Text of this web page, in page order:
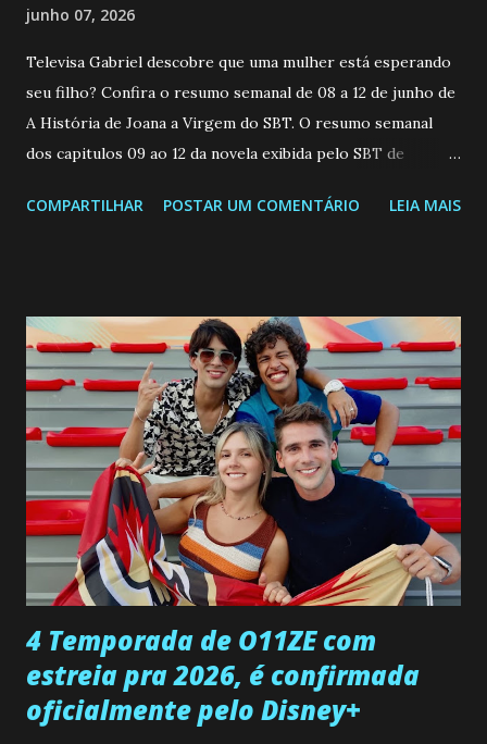
junho 07, 2026
Televisa Gabriel descobre que uma mulher está esperando
seu filho? Confira o resumo semanal de 08 a 12 de junho de
A História de Joana a Virgem do SBT. O resumo semanal
dos capitulos 09 ao 12 da novela exibida pelo SBT de
a Programação Semanal do SBT de 08/06/26 a 14/06/26
confessa a Gabriel que ele demonstrou ser o tipo de
pessoa que ela tanto desejou durante toda a vida. Camila
entra no quarto de Gabriel e imagina como seria o
encontro deles, quando conseguir seduzi-lo. Manuel avisa a
Paula sobre a suposta infidelidade de Gabriel com Joana.
Rogerio consegue se livrar de todas as suspeitas pelo
desaparecimento de Francisco, apontando que ele poderia
ter sido vítima da fúria de Gabriel. Artur informa a Gabriel
que a clínica inseminou por engano outra paciente, que está
...
COMPARTILHAR POSTAR UM COMENTÁRIO LEIA MAIS
4 Temporada de O11ZE com
estreia pra 2026, é confirmada
oficialmente pelo Disney+